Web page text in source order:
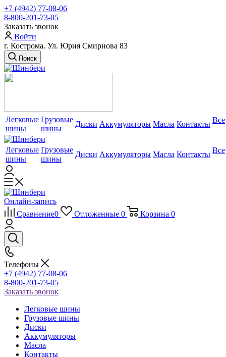
+7 (4942) 77-08-06
8-800-201-73-05
Заказать звонок
Войти
г. Кострома. Ул. Юрия Смирнова 83
Поиск
Легковые
шины
Грузовые
шины
Диски Аккумуляторы Масла Контакты Все
Легковые
шины
Грузовые
шины
Диски Аккумуляторы Масла Контакты Все
Онлайн-запись
Сравнение0 Отложенные 0 Корзина 0
Телефоны
+7 (4942) 77-08-06
8-800-201-73-05
Заказать звонок
Легковые шины
Грузовые шины
Диски
Аккумуляторы
Масла
Контакты